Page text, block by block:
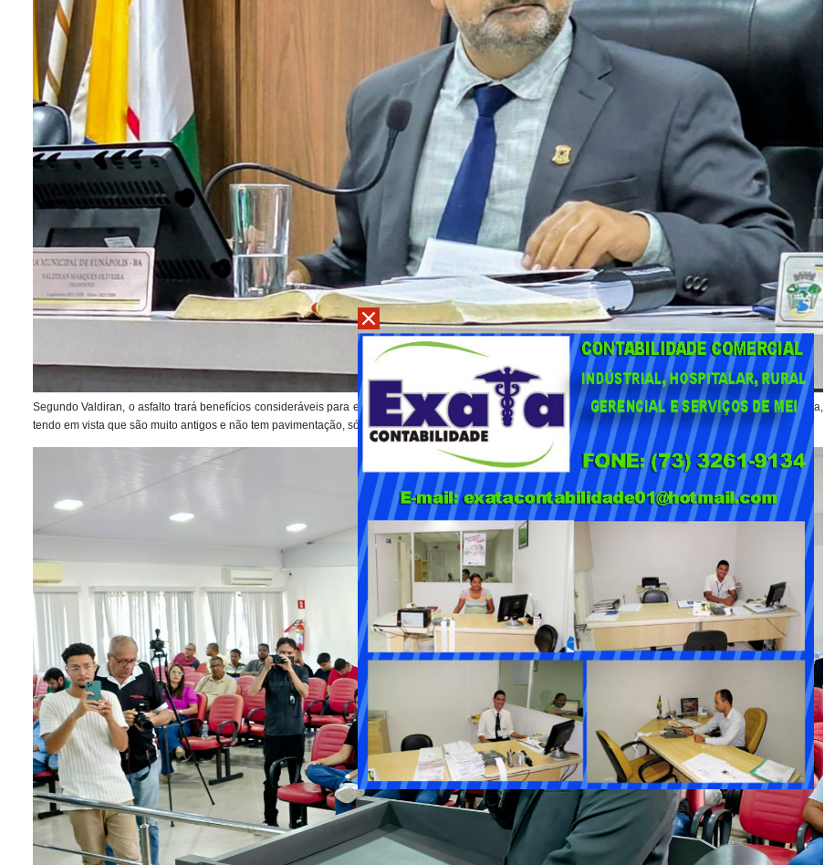
Segundo Valdiran, o asfalto trará benefícios consideráveis para essas localidades, que há muitos anos carecem de investimentos nesse tipo de infraestrutura,
tendo em vista que são muito antigos e não tem pavimentação, só estrada de terra de chão batido.